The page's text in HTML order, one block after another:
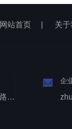
网站首页 关
上海张江医疗器械产业基地（瑞庆路528号）
企